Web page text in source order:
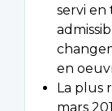
servi en
en
La plus
mars